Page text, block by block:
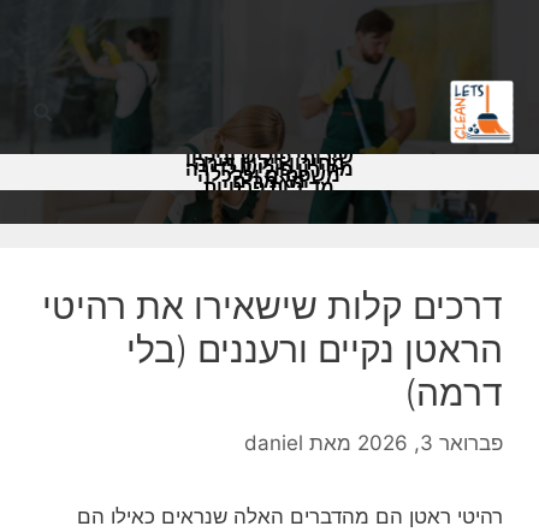
שירותי פוליש וניקיון
מחירון ניקיון דירה
מחירון פוליש לדירה
משפטים וכלכלה
מאמרים
מדיניות פרטיות
דרכים קלות שישאירו את רהיטי
הראטן נקיים ורעננים (בלי
דרמה)
פברואר 3, 2026 מאת daniel
רהיטי ראטן הם מהדברים האלה שנראים כאילו הם